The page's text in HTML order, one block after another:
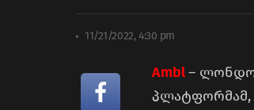
11/21/2022, 4:30 pm
Ambl–
პლატფორმამ,